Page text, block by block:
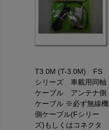
T3.0M (T-3.0M) FS
シリーズ 車載用同軸
ケーブル アンテナ側
ケーブル ※必ず無線機
側ケーブル(Fシリー
ズ)もしくはコネクタ